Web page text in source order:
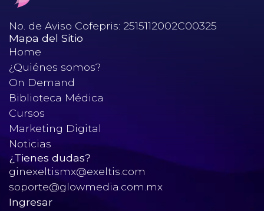
No. de Aviso Cofepris: 2515112002C00325
Mapa del Sitio
Home
¿Quiénes somos?
On Demand
Biblioteca Médica
Cursos
Marketing Digital
Noticias
¿Tienes dudas?
ginexeltismx@exeltis.com
soporte@glowmedia.com.mx
Ingresar